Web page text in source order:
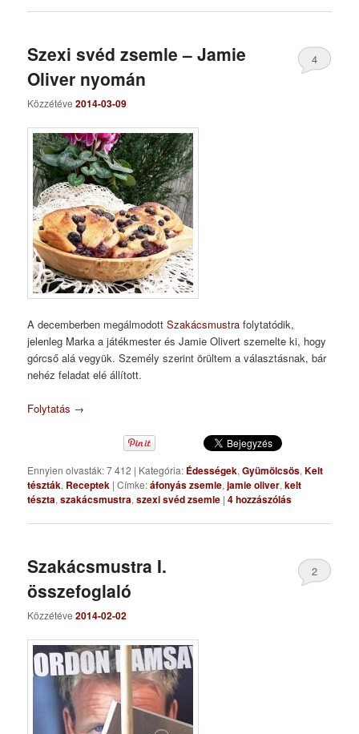
Szexi svéd zsemle – Jamie
Oliver nyomán
Közzétéve2014-03-09
4
A decemberben megálmodottSzakácsmustra folytatódik,
jelenleg Marka a játékmester és Jamie Olivert szemelte ki, hogy
górcső alá vegyük. Személy szerint örültem a választásnak, bár
nehéz feladat elé állított.
Folytatás →
Ennyien olvasták: 7 412 | Kategória: Édességek,Gyümölcsös,Kelt
tészták, Receptek |Címke:áfonyás zsemle,jamie oliver,kelt
tészta,szakácsmustra,szexi svéd zsemle |4hozzászólás
Szakácsmustra I.
összefoglaló
Közzétéve2014-02-02
2